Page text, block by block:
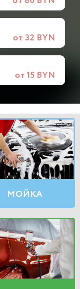
от 32 BYN
от 15 BYN
МОЙКА